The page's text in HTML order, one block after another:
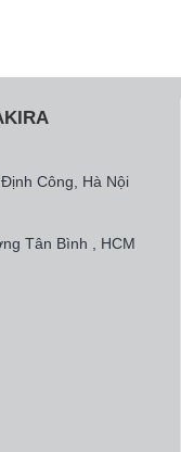
Công, Hà Nội
Tân Bình , HCM